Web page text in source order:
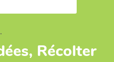
.
Récolter